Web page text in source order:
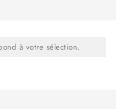
à votre sélection.